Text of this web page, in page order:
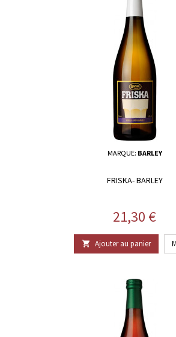
MARQUE: BARLEY
FRISKA- BARLEY
Prix
21,30 €
 Ajouter au panier